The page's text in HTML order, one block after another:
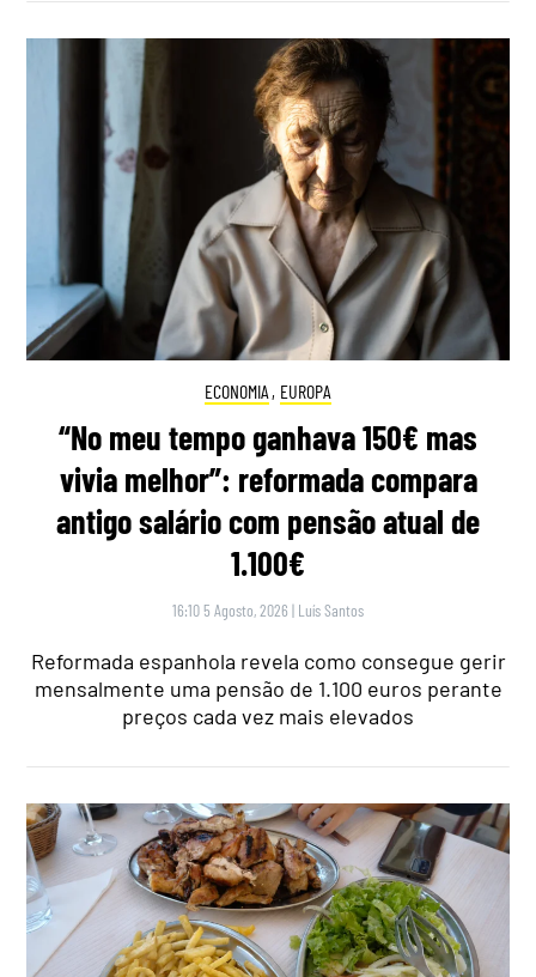
ECONOMIA , EUROPA
“No meu tempo ganhava 150€ mas
vivia melhor”: reformada compara
antigo salário com pensão atual de
1.100€
16:10 5 Agosto, 2026 | Luís Santos
Reformada espanhola revela como consegue gerir
mensalmente uma pensão de 1.100 euros perante
preços cada vez mais elevados